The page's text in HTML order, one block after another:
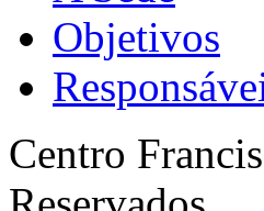
Objetivos
Centro